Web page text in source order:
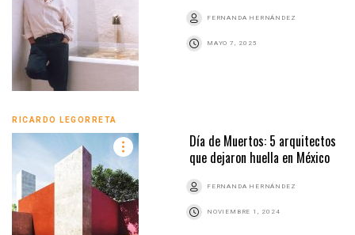
FERNANDA HERNÁNDEZ
MAYO 7, 2025
RICARDO LEGORRETA
Día de Muertos: 5 arquitectos
que dejaron huella en México
FERNANDA HERNÁNDEZ
NOVIEMBRE 1, 2024